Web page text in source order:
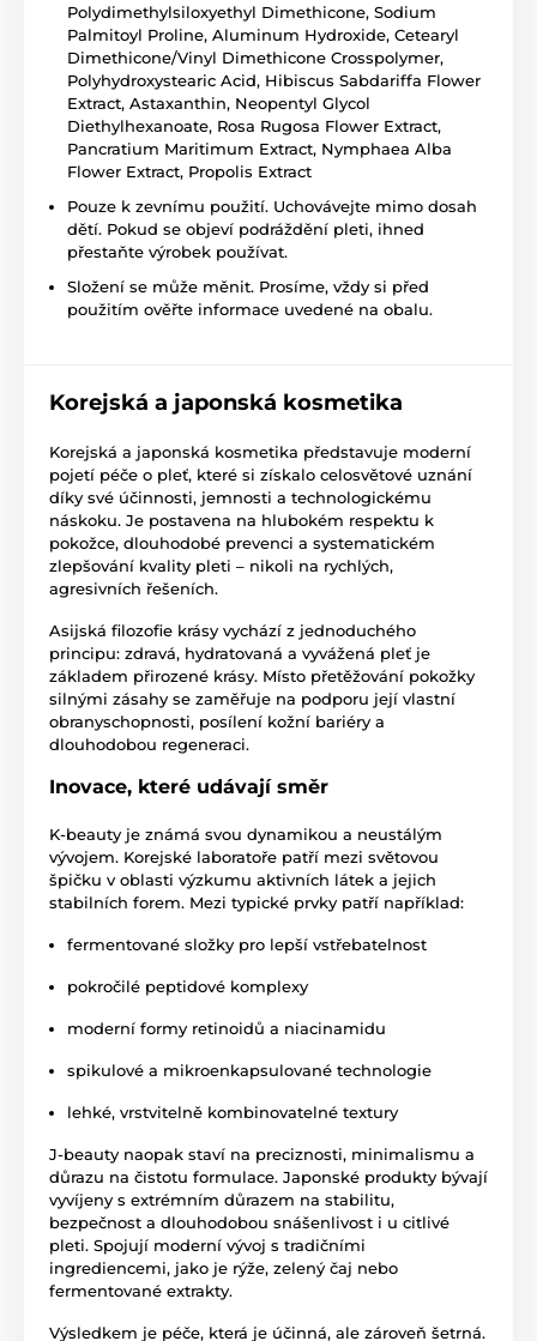
Polydimethylsiloxyethyl Dimethicone, Sodium
Palmitoyl Proline, Aluminum Hydroxide, Cetearyl
Dimethicone/Vinyl Dimethicone Crosspolymer,
Polyhydroxystearic Acid, Hibiscus Sabdariffa Flower
Extract, Astaxanthin, Neopentyl Glycol
Diethylhexanoate, Rosa Rugosa Flower Extract,
Pancratium Maritimum Extract, Nymphaea Alba
Flower Extract, Propolis Extract
Pouze k zevnímu použití. Uchovávejte mimo dosah
dětí. Pokud se objeví podráždění pleti, ihned
přestaňte výrobek používat.
Složení se může měnit. Prosíme, vždy si před
použitím ověřte informace uvedené na obalu.
Korejská a japonská kosmetika
Korejská a japonská kosmetika představuje moderní
pojetí péče o pleť, které si získalo celosvětové uznání
díky své účinnosti, jemnosti a technologickému
náskoku. Je postavena na hlubokém respektu k
pokožce, dlouhodobé prevenci a systematickém
zlepšování kvality pleti – nikoli na rychlých,
agresivních řešeních.
Asijská filozofie krásy vychází z jednoduchého
principu: zdravá, hydratovaná a vyvážená pleť je
základem přirozené krásy. Místo přetěžování pokožky
silnými zásahy se zaměřuje na podporu její vlastní
obranyschopnosti, posílení kožní bariéry a
dlouhodobou regeneraci.
Inovace, které udávají směr
K-beauty je známá svou dynamikou a neustálým
vývojem. Korejské laboratoře patří mezi světovou
špičku v oblasti výzkumu aktivních látek a jejich
stabilních forem. Mezi typické prvky patří například:
fermentované složky pro lepší vstřebatelnost
pokročilé peptidové komplexy
moderní formy retinoidů a niacinamidu
spikulové a mikroenkapsulované technologie
lehké, vrstvitelně kombinovatelné textury
J-beauty naopak staví na preciznosti, minimalismu a
důrazu na čistotu formulace. Japonské produkty bývají
vyvíjeny s extrémním důrazem na stabilitu,
bezpečnost a dlouhodobou snášenlivost i u citlivé
pleti. Spojují moderní vývoj s tradičními
ingrediencemi, jako je rýže, zelený čaj nebo
fermentované extrakty.
Výsledkem je péče, která je účinná, ale zároveň šetrná.